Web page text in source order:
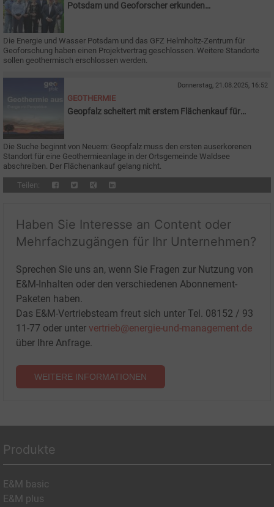
Potsdam und Geoforscher erkunden
Die Energie und Wasser Potsdam und das GFZ Helmholtz-Zentrum für
Geoforschung haben einen Projektvertrag geschlossen. Weitere Standorte
sollen geothermisch erschlossen werden.
Donnerstag, 21.08.2025, 16:52
GEOTHERMIE
Geopfalz scheitert mit erstem Flächenkauf für
Die Suche beginnt von Neuem: Geopfalz muss den ersten auserkorenen
Standort für eine Geothermieanlage in der Ortsgemeinde Waldsee
abschreiben. Der Flächenankauf gelang nicht.
Teilen:
Haben Sie Interesse an Content oder
Mehrfachzugängen für Ihr Unternehmen?
Sprechen Sie uns an, wenn Sie Fragen zur Nutzung von
E&M-Inhalten oder den verschiedenen Abonnement-
Paketen haben.
Das E&M-Vertriebsteam freut sich unter Tel. 08152 / 93
11-77 oder unter vertrieb@energie-und-management.de
über Ihre Anfrage.
WEITERE INFORMATIONEN
Produkte
E&M basic
E&M plus